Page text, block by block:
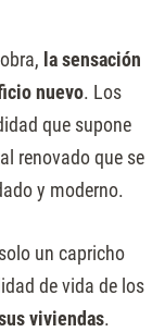
la sensación
nuevo. Los
que supone
renovado que se
y moderno.
un capricho
de vida de los
viviendas.